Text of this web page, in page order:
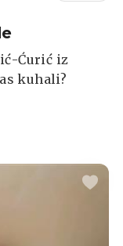
Ćurić iz
kuhali?